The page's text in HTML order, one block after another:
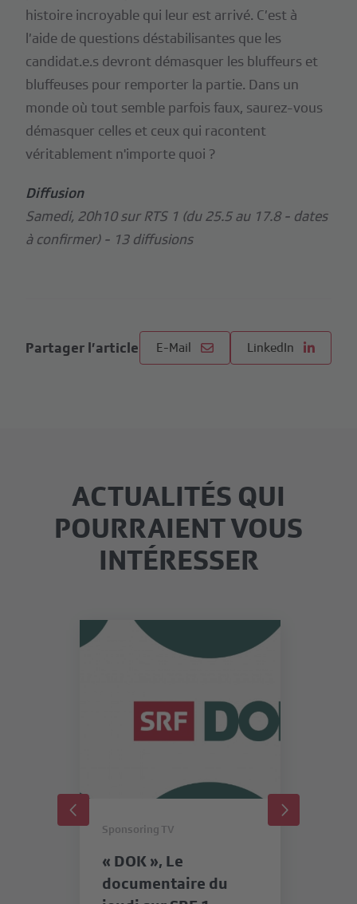
histoire incroyable qui leur est arrivé. C’est à
l’aide de questions déstabilisantes que les
candidat.e.s devront démasquer les bluffeurs et
bluffeuses pour remporter la partie. Dans un
monde où tout semble parfois faux, saurez-vous
démasquer celles et ceux qui racontent
véritablement n'importe quoi ?
Diffusion
Samedi, 20h10 sur RTS 1 (du 25.5 au 17.8 - dates
à confirmer) - 13 diffusions
Partager l’article E-Mail LinkedIn
ACTUALITÉS QUI
POURRAIENT VOUS
INTÉRESSER
Sponsoring TV
« DOK », Le
documentaire du